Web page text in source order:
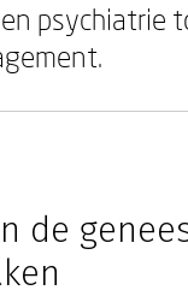
psychiatrie
de